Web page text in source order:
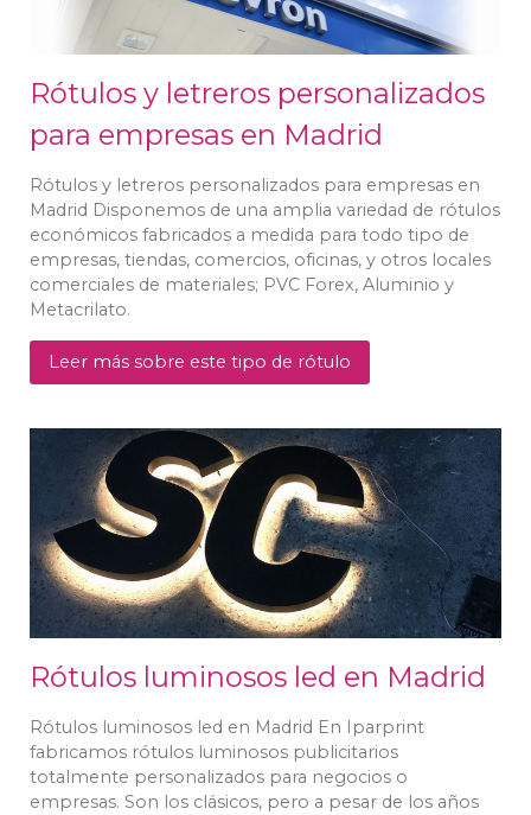
Rótulos y letreros personalizados
para empresas en Madrid
Rótulos y letreros personalizados para empresas en
Madrid Disponemos de una amplia variedad de rótulos
económicos fabricados a medida para todo tipo de
empresas, tiendas, comercios, oficinas, y otros locales
comerciales de materiales; PVC Forex, Aluminio y
Metacrilato.
Leer más sobre este tipo de rótulo
Rótulos luminosos led en Madrid
Rótulos luminosos led en Madrid En Iparprint
fabricamos rótulos luminosos publicitarios
totalmente personalizados para negocios o
empresas. Son los clásicos, pero a pesar de los años